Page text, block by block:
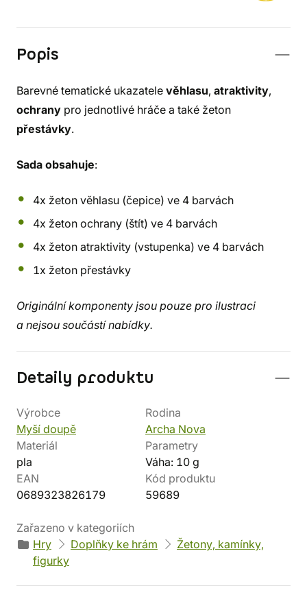
Popis
Barevné tematické ukazatele věhlasu, atraktivity,
ochrany pro jednotlivé hráče a také žeton
přestávky.
Sada obsahuje:
4x žeton věhlasu (čepice) ve 4 barvách
4x žeton ochrany (štít) ve 4 barvách
4x žeton atraktivity (vstupenka) ve 4 barvách
1x žeton přestávky
Originální komponenty jsou pouze pro ilustraci
a nejsou součástí nabídky.
Detaily produktu
Výrobce
Myší doupě
Rodina
Archa Nova
Materiál
pla
Parametry
Váha: 10 g
EAN
0689323826179
Kód produktu
59689
Zařazeno v kategoriích
Hry
Doplňky ke hrám
Žetony, kamínky,
figurky